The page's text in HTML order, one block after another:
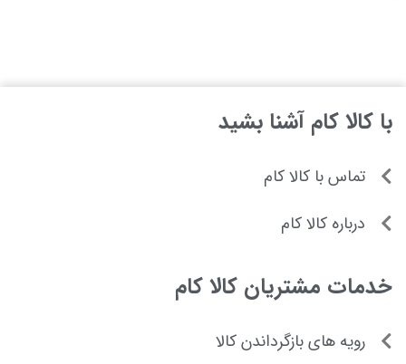
با کالا کام آشنا بشید
تماس با کالا کام
درباره کالا کام
خدمات مشتریان کالا کام
رویه های بازگرداندن کالا